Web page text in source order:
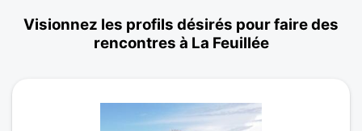
Visionnez les profils désirés pour faire des
rencontres à La Feuillée